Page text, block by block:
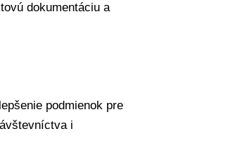
dokumentáciu a
podmienok pre
i